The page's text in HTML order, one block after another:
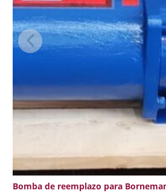
Bomba de reemplazo para